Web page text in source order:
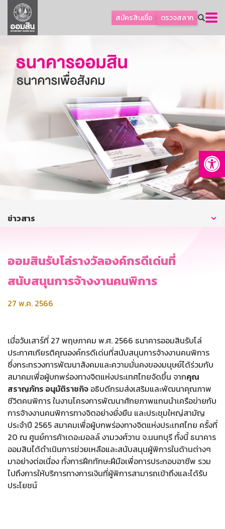
สมัครสินเชื่อ ตรวจสลาก
ลูกค้าธุรกิจ
ลูกค้าผู้ประกอบรายย่อย
ออมเพื่อสุข
เกี่ยวกับธนาคาร
การพัฒนาที่ยั่งยืน
บริการทางการเงิน
ติดต่อเรา
บริการออนไลน์
ข่าวสาร
ออมสินรับโล่รางวัลองค์กรดีเด่นที่
สนับสนุนการจ้างงานคนพิการ
27 พ.ค. 2566
เมื่อวันเสาร์ที่ 27 พฤษภาคม พ.ศ. 2566 ธนาคารออมสินรับโล่
ประกาศเกียรติคุณองค์กรดีเด่นที่สนับสนุนการจ้างงานคนพิการ
ซึ่งกระทรวงการพัฒนาสังคมและความมั่นคงของมนุษย์ได้ร่วมกับ
สมาคมเพื่อผู้บกพร่องทางจิตแห่งประเทศไทยจัดขึ้น จากคุณ
สราญภัทร อนุมัติราชกิจ อธิบดีกรมส่งเสริมและพัฒนาคุณภาพ
ชีวิตคนพิการ ในงานโครงการพัฒนาศักยภาพแกนนำเครือข่ายกับ
การจ้างงานคนพิการทางจิตอย่างยั่งยืน และประชุมใหญ่สามัญ
ประจำปี 2565 สมาคมเพื่อผู้บกพร่องทางจิตแห่งประเทศไทย ครั้งที่
20 ณ ศูนย์การค้าเดอะมอลล์ งามวงศ์วาน จ.นนทบุรี ทั้งนี้ ธนาคาร
ออมสินได้ดำเนินการช่วยเหลือและสนับสนุนผู้พิการในด้านต่างๆ
มาอย่างต่อเนื่อง ทั้งการฝึกทักษะฝีมือเพื่อการประกอบอาชีพ รวม
ไปถึงการให้บริการทางการเงินที่ผู้พิการสามารถเข้าถึงและได้รับ
ประโยชน์